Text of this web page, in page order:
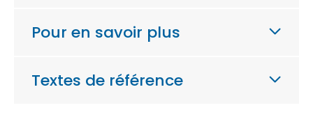
Pour en savoir plus
Textes de référence